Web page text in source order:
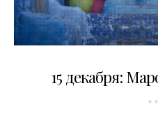
15 декабря: